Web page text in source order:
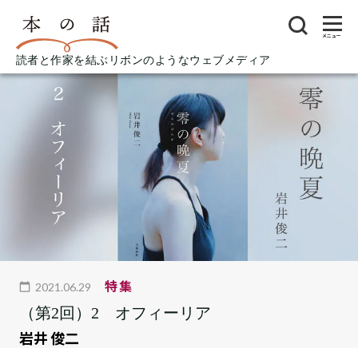
読者と作家を結ぶリボンのようなウェブメディア
メニュー
2021.06.29 特集
（第2回）2 オフィーリア
岩井 俊二